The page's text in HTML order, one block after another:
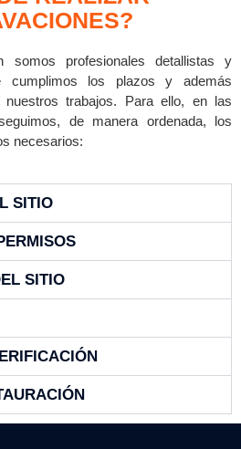
somos profesionales detallistas y
cumplimos los plazos y además
trabajos. Para ello, en las
de manera ordenada, los
necesarios:
SITIO
SITIO